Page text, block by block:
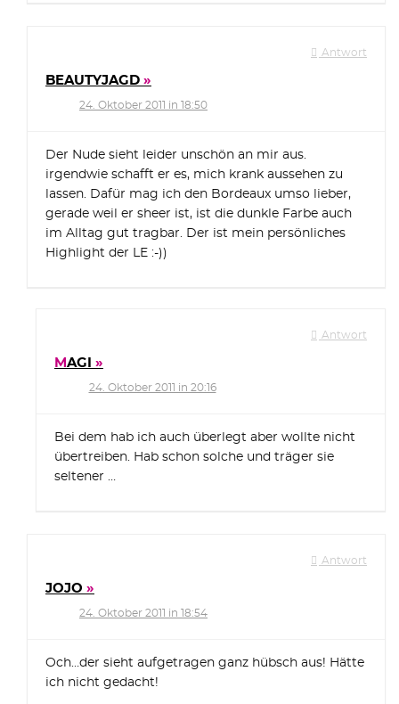
Antwort
BEAUTYJAGD
24. Oktober 2011 in 18:50
Der Nude sieht leider unschön an mir aus.
irgendwie schafft er es, mich krank aussehen zu
lassen. Dafür mag ich den Bordeaux umso lieber,
gerade weil er sheer ist, ist die dunkle Farbe auch
im Alltag gut tragbar. Der ist mein persönliches
Highlight der LE :-))
Antwort
MAGI
24. Oktober 2011 in 20:16
Bei dem hab ich auch überlegt aber wollte nicht
übertreiben. Hab schon solche und träger sie
seltener …
Antwort
JOJO
24. Oktober 2011 in 18:54
Och…der sieht aufgetragen ganz hübsch aus! Hätte
ich nicht gedacht!